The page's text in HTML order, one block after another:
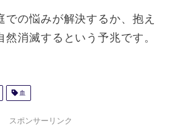
での悩みが解決するか、抱え
然消滅するという予兆です。
血
スポンサーリンク